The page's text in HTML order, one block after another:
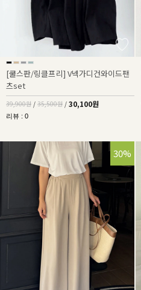
[쿨스판/링클프리] V넥가디건와이드팬
츠set
39,900원 / 35,500원 / 30,100원
리뷰 : 0
30%